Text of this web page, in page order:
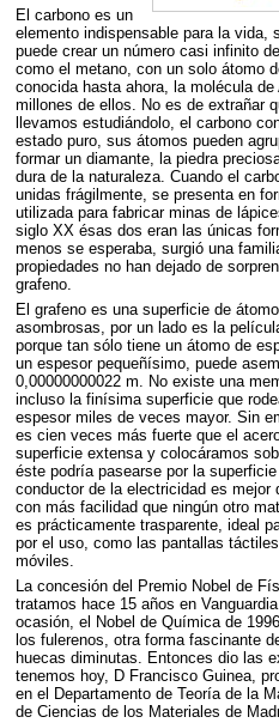
El carbono es un
elemento indispensable para la vida,
puede crear un número casi infinito
como el metano, con un solo átomo
conocida hasta ahora, la molécula de
millones de ellos. No es de extrañar
llevamos estudiándolo, el carbono
estado puro, sus átomos pueden
formar un diamante, la piedra
dura de la naturaleza. Cuando el
unidas frágilmente, se presenta en
utilizada para fabricar minas de
siglo XX ésas dos eran las únicas
menos se esperaba, surgió una
propiedades no han dejado de
grafeno.
El grafeno es una superficie de
asombrosas, por un lado es la
porque tan sólo tiene un átomo de
un espesor pequeñísimo, puede
0,00000000022 m. No existe una
incluso la finísima superficie que
espesor miles de veces mayor. Sin
es cien veces más fuerte que el
superficie extensa y colocáramos
éste podría pasearse por la
conductor de la electricidad es
con más facilidad que ningún otro
es prácticamente trasparente, ideal
por el uso, como las pantallas
móviles.
La concesión del Premio Nobel de
tratamos hace 15 años en
ocasión, el Nobel de Química de
los fulerenos, otra forma fascinante
huecas diminutas. Entonces dio las
tenemos hoy, D Francisco Guinea,
en el Departamento de Teoría de la
de Ciencias de los Materiales de